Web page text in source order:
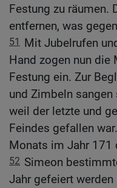
Festung zu räumen.
entfernen, was
51
Mit Jubelrufen
Hand zogen nun die
Festung ein. Zur
und Zimbeln sangen
weil der letzte und
Feindes gefallen
Monats im Jahr 171
52 Simeon
Jahr gefeiert